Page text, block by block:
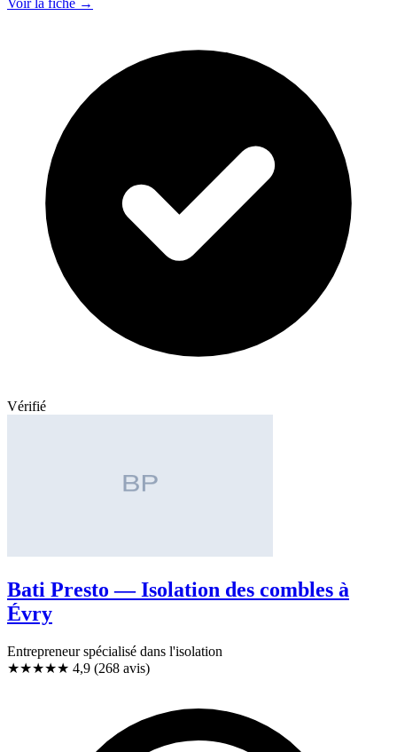
Voir la fiche →
Vérifié
Bati Presto — Isolation des combles à
Évry
Entrepreneur spécialisé dans l'isolation
★★★★★ 4,9 (268 avis)